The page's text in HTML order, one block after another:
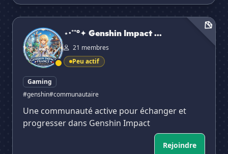
⋆·˚˚°✦ Genshin Impact ✦°˚˚·⋆
⋆·˚˚°✦ Genshin Impact ...
21 membres
Peu actif
Gaming
#genshin#communautaire
Une communauté active pour échanger et
progresser dans Genshin Impact
Rejoindre
✕